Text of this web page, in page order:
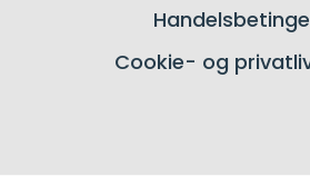
Cookie- og